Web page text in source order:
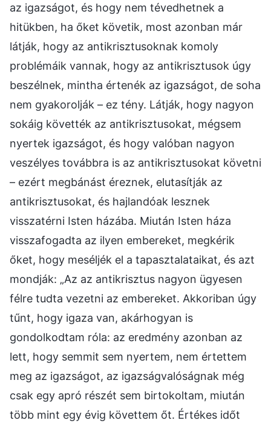
az igazságot, és hogy nem tévedhetnek a
hitükben, ha őket követik, most azonban már
látják, hogy az antikrisztusoknak komoly
problémáik vannak, hogy az antikrisztusok úgy
beszélnek, mintha értenék az igazságot, de soha
nem gyakorolják – ez tény. Látják, hogy nagyon
sokáig követték az antikrisztusokat, mégsem
nyertek igazságot, és hogy valóban nagyon
veszélyes továbbra is az antikrisztusokat követni
– ezért megbánást éreznek, elutasítják az
antikrisztusokat, és hajlandóak lesznek
visszatérni Isten házába. Miután Isten háza
visszafogadta az ilyen embereket, megkérik
őket, hogy meséljék el a tapasztalataikat, és azt
mondják: „Az az antikrisztus nagyon ügyesen
félre tudta vezetni az embereket. Akkoriban úgy
tűnt, hogy igaza van, akárhogyan is
gondolkodtam róla: az eredmény azonban az
lett, hogy semmit sem nyertem, nem értettem
meg az igazságot, az igazságvalóságnak még
csak egy apró részét sem birtokoltam, miután
több mint egy évig követtem őt. Értékes időt